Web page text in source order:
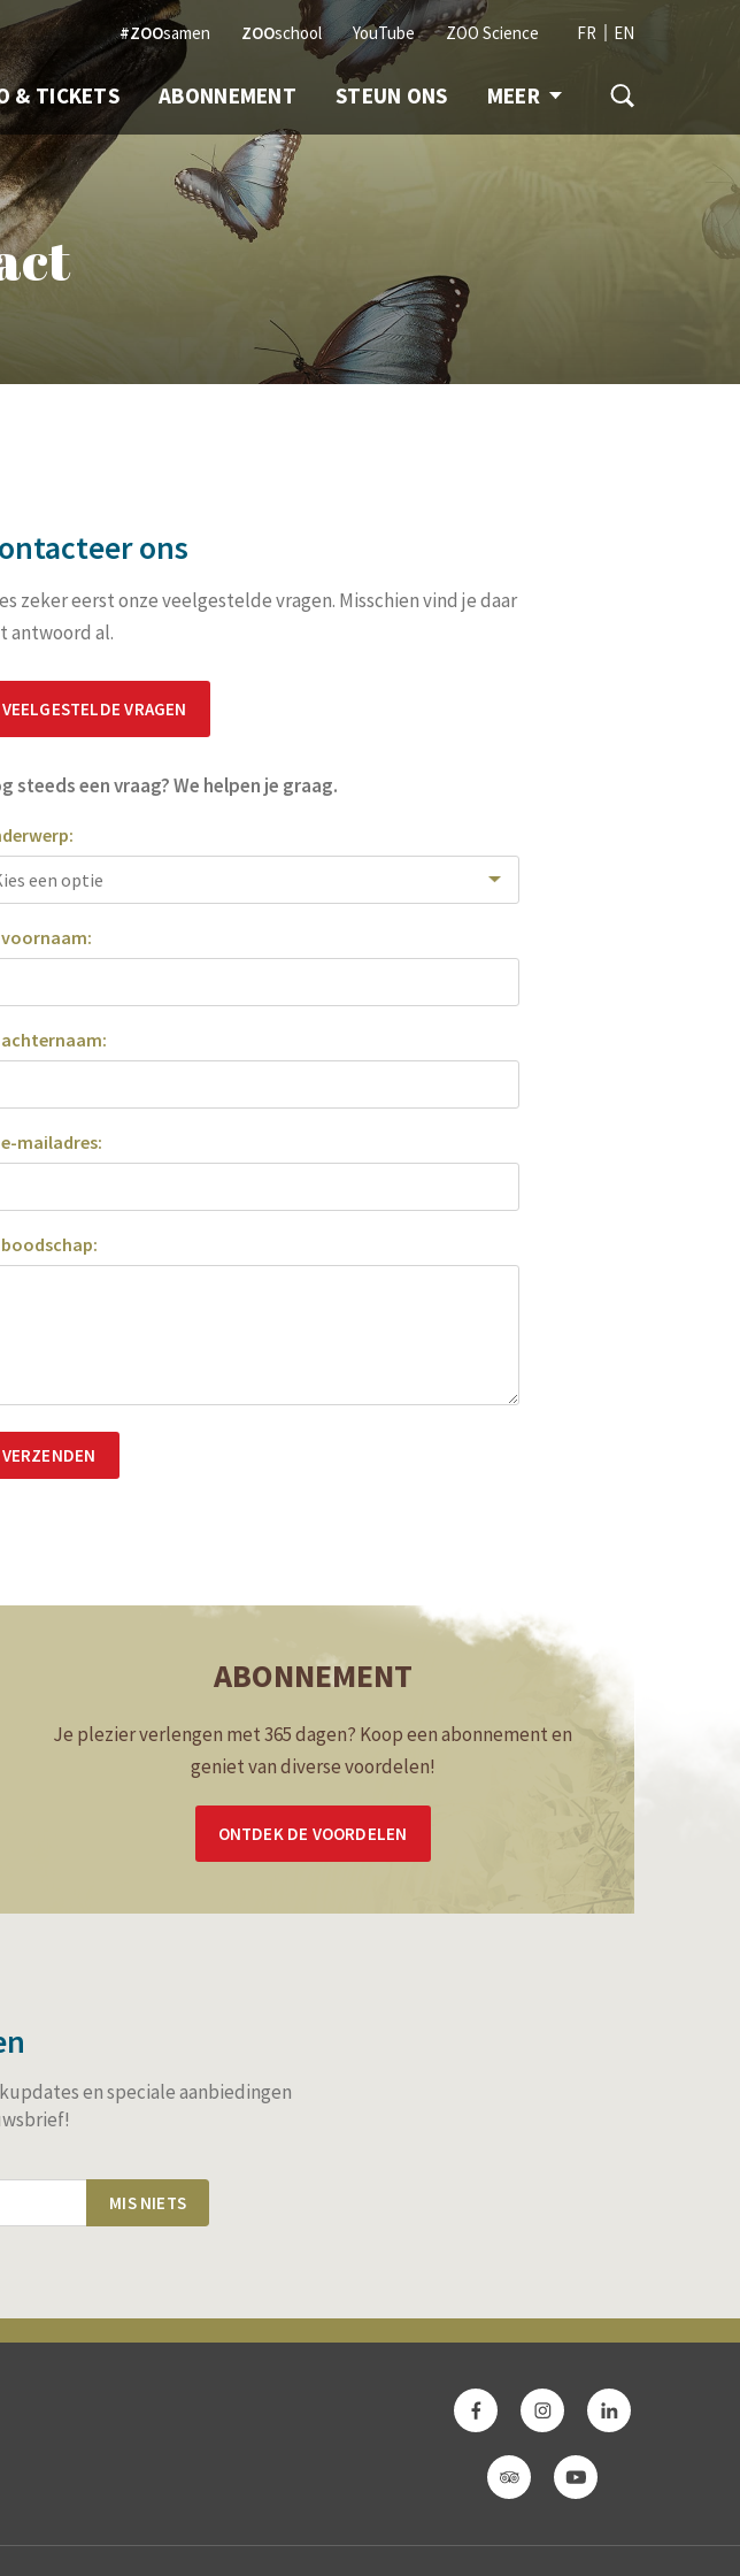
#ZOOsamen ZOOschool YouTube ZOO Science FR EN
& TICKETS ABONNEMENT STEUN ONS MEER
ons
zeker eerst onze veelgestelde vragen. Misschien vind je daar
antwoord al.
VEELGESTELDE VRAGEN
steeds een vraag? We helpen je graag.
mailadres:
VERZENDEN
ABONNEMENT
Je plezier verlengen met 365 dagen? Koop eenabonnement en
geniet van diverse voordelen!
ONTDEK DE VOORDELEN
en speciale aanbiedingen
MIS NIETS